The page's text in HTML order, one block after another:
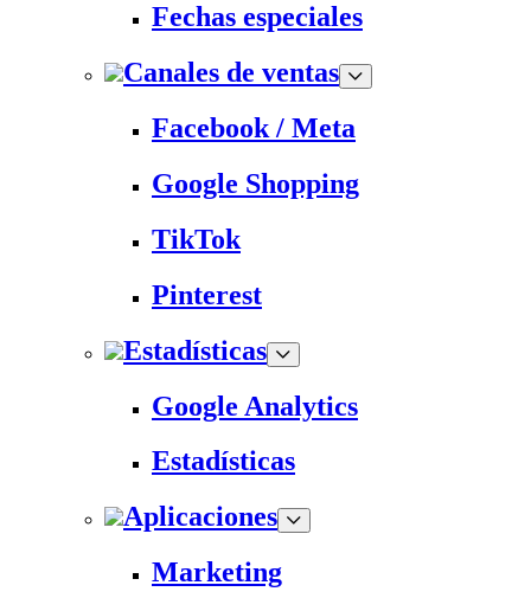
Fechas especiales
Canales de ventas
Facebook / Meta
Google Shopping
TikTok
Pinterest
Estadísticas
Google Analytics
Estadísticas
Aplicaciones
Marketing